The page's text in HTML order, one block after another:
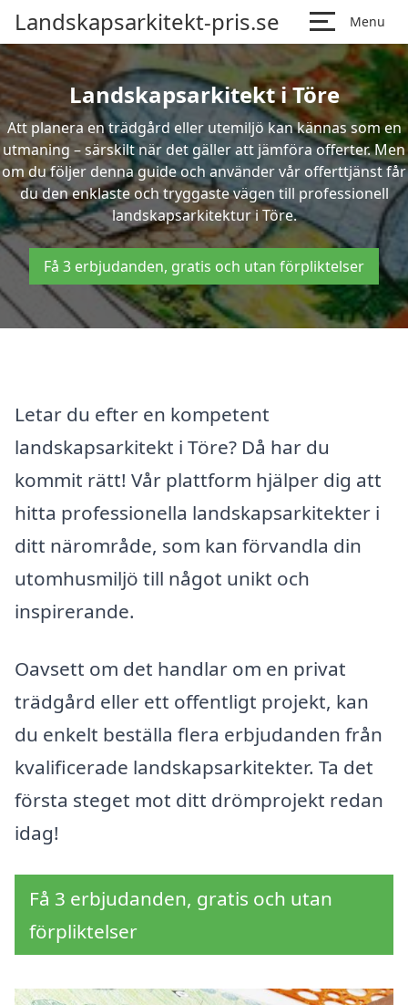
Landskapsarkitekt-pris.se Menu
Landskapsarkitekt i Töre
Att planera en trädgård eller utemiljö kan kännas som en
utmaning – särskilt när det gäller att jämföra offerter. Men
om du följer denna guide och använder vår offerttjänst får
du den enklaste och tryggaste vägen till professionell
landskapsarkitektur i Töre.
Få 3 erbjudanden, gratis och utan förpliktelser
Letar du efter en kompetent
landskapsarkitekt i Töre? Då har du
kommit rätt! Vår plattform hjälper dig att
hitta professionella landskapsarkitekter i
ditt närområde, som kan förvandla din
utomhusmiljö till något unikt och
inspirerande.
Oavsett om det handlar om en privat
trädgård eller ett offentligt projekt, kan
du enkelt beställa flera erbjudanden från
kvalificerade landskapsarkitekter. Ta det
första steget mot ditt drömprojekt redan
idag!
Få 3 erbjudanden, gratis och utan
förpliktelser